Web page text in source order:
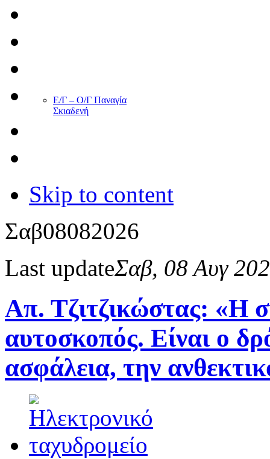
Ε/Γ – Ο/Γ Παναγία
Σκιαδενή
Skip to content
Σαβ08082026
Last updateΣαβ, 08 Αυγ
Απ. Τζιτζικώστας: «Η
αυτοσκοπός. Είναι ο
ασφάλεια, την